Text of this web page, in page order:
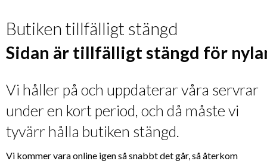
Butiken tillfälligt stängd
Sidan är tillfälligt stängd för
Vi håller på och uppdaterar våra servrar
under en kort period, och då måste vi
tyvärr hålla butiken stängd.
Vi kommer vara online igen så snabbt det går, så återkom